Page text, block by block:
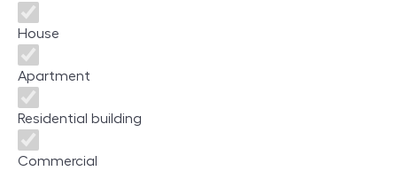
House
Apartment
Residential building
Commercial